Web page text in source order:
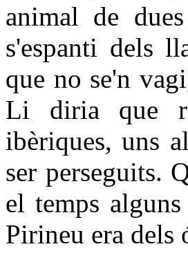
animal de
s'espanti dels
que no se'n
Li diria que
ibèriques, uns
ser perseguits.
el temps
Pirineu era dels